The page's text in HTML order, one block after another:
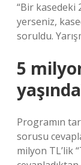
“Bir kasedeki
yerseniz,
soruldu.
5
Programın
sorusu
milyon TL’lik